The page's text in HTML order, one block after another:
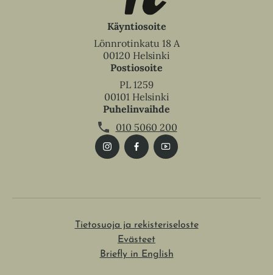
Käyntiosoite
Lönnrotinkatu 18 A
00120 Helsinki
Postiosoite
PL 1259
00101 Helsinki
Puhelinvaihde
010 5060 200
Tietosuoja ja rekisteriseloste
Evästeet
Briefly in English